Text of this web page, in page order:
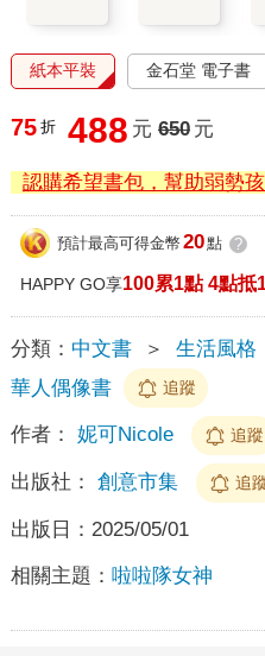
紙本平裝 金石堂 電子書
75 折 488 元 650 元
認購希望書包，幫助弱勢
預計最高可得金幣 20點 ?
HAPPY GO享100累1點 4點抵
分類： 中文書 ＞ 生活風格
華人偶像書
追蹤
作者： 妮可Nicole 追蹤
出版社： 創意市集 追
出版日： 2025/05/01
相關主題： 啦啦隊女神